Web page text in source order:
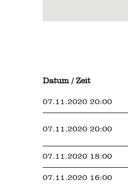
Datum / Zeit
07.11.2020 20:00
07.11.2020 20:00
07.11.2020 18:00
07.11.2020 16:00